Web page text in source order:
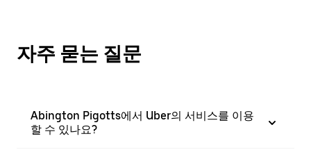
자주 묻는 질문
Abington Pigotts에서 Uber의 서비스를 이용
할 수 있나요?